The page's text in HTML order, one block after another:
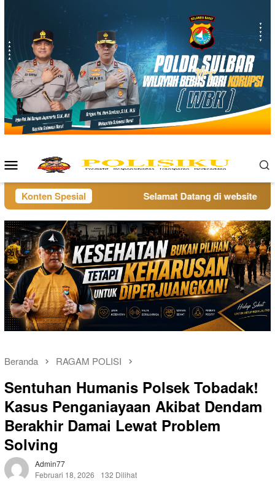
Menu
Mobile
Konten Spesial Selamat Datang di website
Beranda RAGAM POLISI
Sentuhan Humanis Polsek Tobadak!
Kasus Penganiayaan Akibat Dendam
Berakhir Damai Lewat Problem
Solving
Admin77
Februari 18, 2026
132 Dilihat